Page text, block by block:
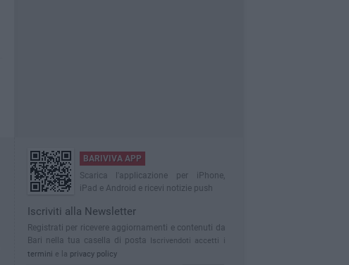
BARIVIVA APP
Scarica l'applicazione per iPhone,
iPad e Android e ricevi notizie push
Iscriviti alla Newsletter
Registrati per ricevere aggiornamenti e contenuti da
Bari nella tua casella di posta Iscrivendoti accetti i
termini e la privacy policy